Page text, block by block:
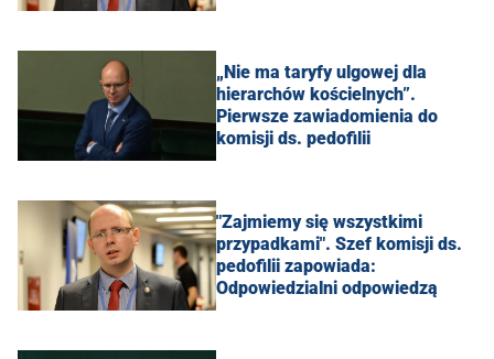
„Nie ma taryfy ulgowej dla
hierarchów kościelnych”.
Pierwsze zawiadomienia do
komisji ds. pedofilii
"Zajmiemy się wszystkimi
przypadkami". Szef komisji ds.
pedofilii zapowiada:
Odpowiedzialni odpowiedzą